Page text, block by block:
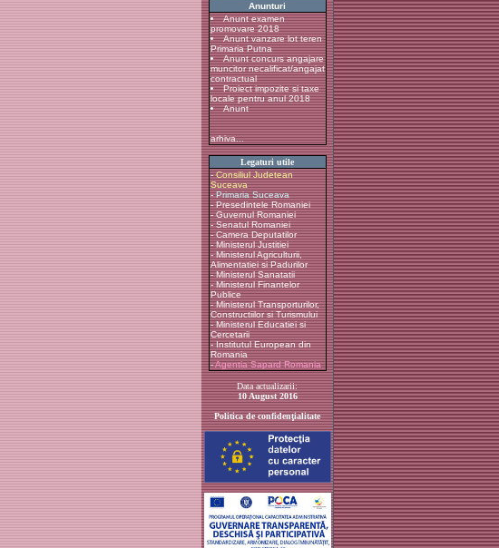
Anunturi
Anunt examen
promovare 2018
Anunt vanzare lot teren
Primaria Putna
Anunt concurs angajare
muncitor necalificat/angajat
contractual
Proiect impozite si taxe
locale pentru anul 2018
Anunt
arhiva...
Legaturi utile
-Consiliul Judetean
Suceava
-Primaria Suceava
-Presedintele Romaniei
-Guvernul Romaniei
-Senatul Romaniei
-Camera Deputatilor
-Ministerul Justitiei
-Ministerul Agriculturii,
Alimentatiei si Padurilor
-Ministerul Sanatatii
-Ministerul Finantelor
Publice
-Ministerul Transporturilor,
Constructiilor si Turismului
-Ministerul Educatiei si
Cercetarii
-Institutul European din
Romania
-Agentia Sapard Romania
Data actualizarii:
10 August 2016
Politica de confidenţialitate